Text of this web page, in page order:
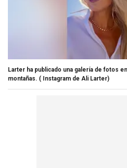
Larter ha publicado una galería de fotos
montañas. ( Instagram de Ali Larter)